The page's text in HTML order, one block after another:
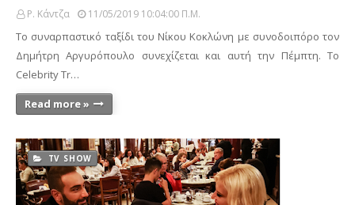
Ρ. Κάντζα 11/05/2019 10:04:00 Π.μ.
Το συναρπαστικό ταξίδι του Νίκου Κοκλώνη με συνοδοιπόρο τον
Δημήτρη Αργυρόπουλο συνεχίζεται και αυτή την Πέμπτη. Το
Celebrity Tr…
Read more »
TV SHOW